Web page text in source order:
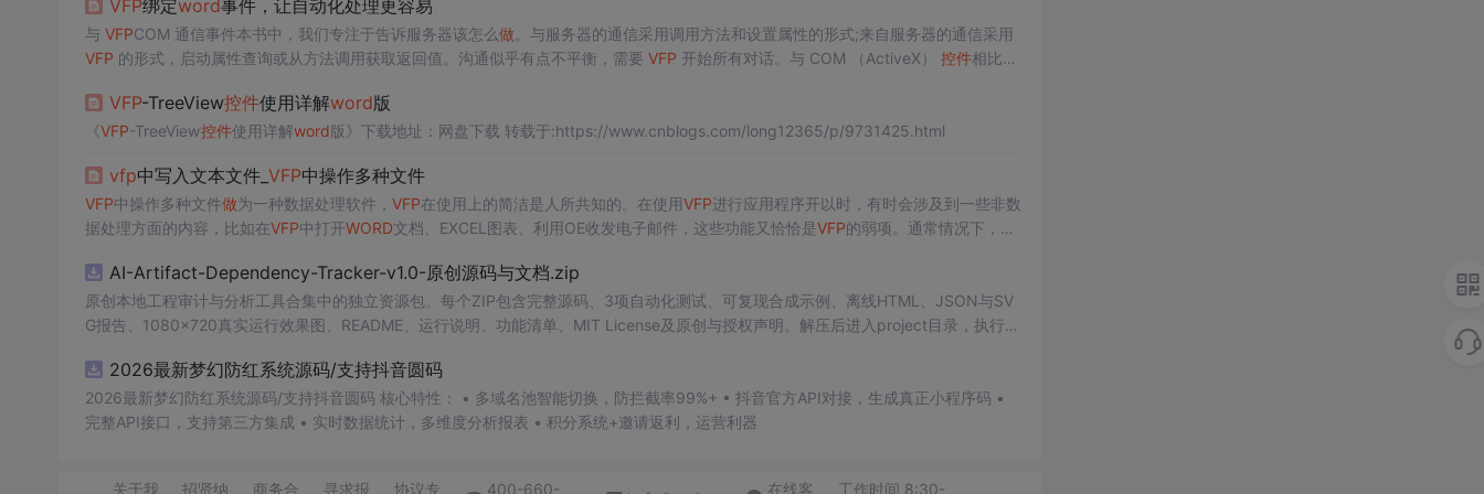
VFP绑定word事件，让自动化处理更容易
与 VFPCOM 通信事件本书中，我们专注于告诉服务器该怎么做 。与服务器的通信采用调用方法和设置属性的形式;来自服务器的通信采用
VFP 的形式，启动属性查询或从方法调用获取返回值。沟通似乎有点不平衡，需要 VFP 开始所有对话。与 COM （ActiveX） 控件相比，
VFP-TreeView控件使用详解word版
《VFP-TreeView控件使用详解word 版》下载地址：网盘下载 转载于:https://www.cnblogs.com/long12365/p/9731425.html
vfp中写入文本文件_ VFP中操作多种文件
VFP中操作多种文件做为一种数据处理软件， VFP在使用上的简洁是人所共知的。在使用VFP进行应用程序开以时，有时会涉及到一些非数
据处理方面的内容，比如在VFP中打开WORD文档、EXCEL图表、利用OE收发电子邮件，这些功能又恰恰是VFP的弱项。通常情况下，我
P... AI-Artifact-Dependency-Tracker-v1.0-原创源码与文档.zip
原创本地工程审计与分析工具合集中的独立资源包。每个ZIP包含完整源码、3项自动化测试、可复现合成示例、离线HTML、JSON与SV
G报告、1080×720真实运行效果图、README、运行说明、功能清单、MIT License及原创与授权声明。解压后进入project目录，执行np
源码、Logo、官方截图、论文、生产日志或其他受限素材。适合前端开发、AI应用工程、测试审计和课程实践。
2026最新梦幻防红系统源码/支持抖音圆码
2026最新梦幻防红系统源码/支持抖音圆码 核心特性： • 多域名池智能切换，防拦截率99%+ • 抖音官方API对接，生成真正小程序码 •
完整API接口，支持第三方集成 • 实时数据统计，多维度分析报表 • 积分系统+邀请返利，运营利器
关于我 招贤纳 商务合 寻求报 协议专 400-660- 在线客 工作时间 8:30-